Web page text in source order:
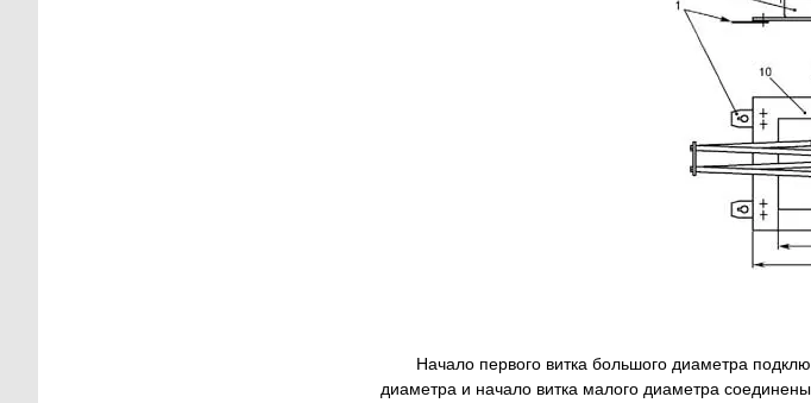
Начало первого витка большого диаметра
диаметра и начало витка малого диаметра